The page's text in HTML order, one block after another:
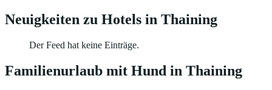
Neuigkeiten zu Hotels in Thaining
Der Feed hat keine Einträge.
Familienurlaub mit Hund in Thaining